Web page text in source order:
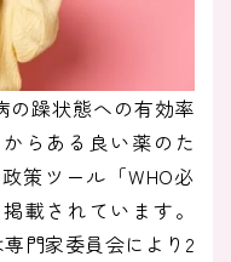
の躁状態への有効率
らある良い薬のた
策ツール「WHO必
載されています。
門家委員会により2